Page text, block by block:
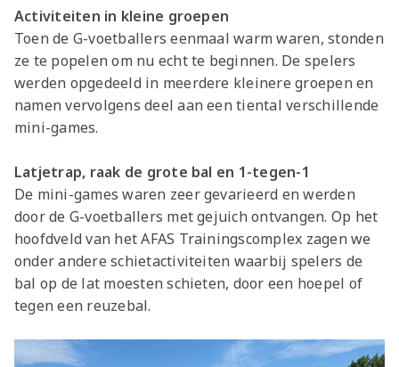
Activiteiten in kleine groepen
Toen de G-voetballers eenmaal warm waren, stonden
ze te popelen om nu echt te beginnen. De spelers
werden opgedeeld in meerdere kleinere groepen en
namen vervolgens deel aan een tiental verschillende
mini-games.
Latjetrap, raak de grote bal en 1-tegen-1
De mini-games waren zeer gevarieerd en werden
door de G-voetballers met gejuich ontvangen. Op het
hoofdveld van het AFAS Trainingscomplex zagen we
onder andere schietactiviteiten waarbij spelers de
bal op de lat moesten schieten, door een hoepel of
tegen een reuzebal.